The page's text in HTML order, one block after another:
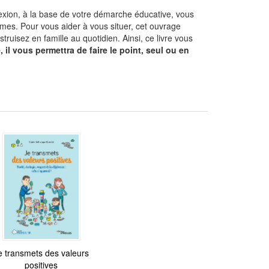
à la base de votre démarche éducative, vous
Pour vous aider à vous situer, cet ouvrage
en famille au quotidien. Ainsi, ce livre vous
il vous permettra de faire le point, seul ou en
transmets des valeurs
positives